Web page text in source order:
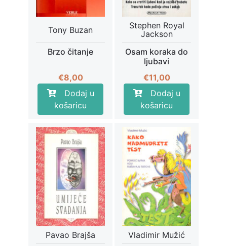
Tony Buzan
Brzo čitanje
€8,00
Dodaj u
košaricu
Stephen Royal
Jackson
Osam koraka do
ljubavi
€11,00
Dodaj u
košaricu
Pavao Brajša Vladimir Mužić